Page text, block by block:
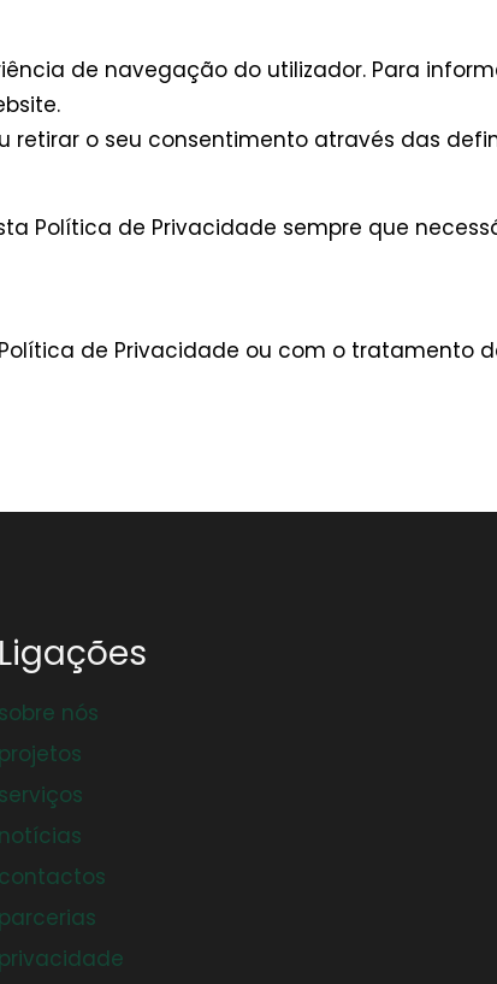
de navegação do utilizador. Para
retirar o seu consentimento através das
Política de Privacidade sempre que
de Privacidade ou com o tratamento
Ligações
sobre nós
projetos
serviços
notícias
contactos
parcerias
privacidade